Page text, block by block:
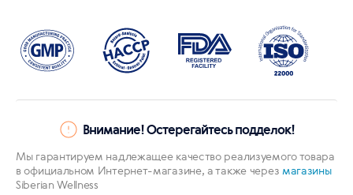
Внимание! Остерегайтесь подделок!
Мы гарантируем надлежащее качество реализуемого товара
в официальном Интернет-магазине, а также через магазины
Siberian Wellness